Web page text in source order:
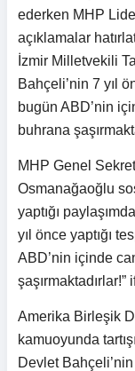
ederken MHP
açıklamalar
İzmir Milletvekili
Bahçeli’nin 7 yıl
bugün ABD’nin
buhrana
MHP Genel
Osmanağaoğlu
yaptığı
yıl önce yaptığı
ABD’nin içinde
Amerika Birleşik
kamuoyunda
Devlet Bahçeli’nin